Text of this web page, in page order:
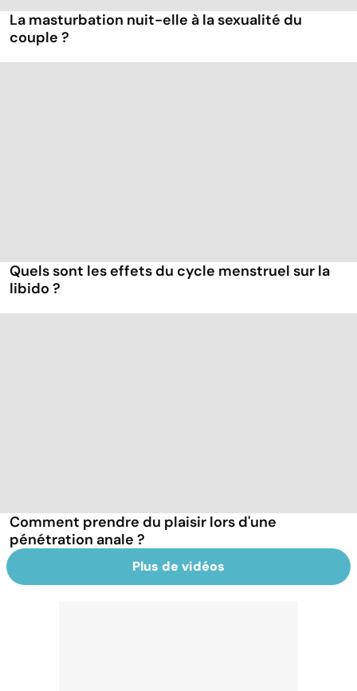
La masturbation nuit-elle à la sexualité du
couple ?
Quels sont les effets du cycle menstruel sur la
libido ?
Comment prendre du plaisir lors d'une
pénétration anale ?
Plus de vidéos